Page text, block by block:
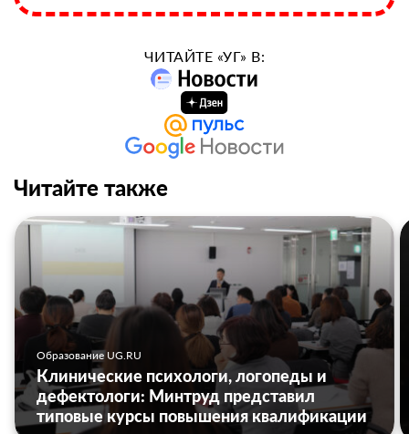
ЧИТАЙТЕ «УГ» В:
Читайте также
Образование UG.RU
Клинические психологи, логопеды и
дефектологи: Минтруд представил
типовые курсы повышения квалификации